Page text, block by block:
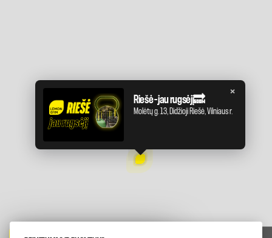
Riešė – jau rugsėjį🔜
Molėtų g. 13, Didžioji Riešė, Vilniaus r.
×